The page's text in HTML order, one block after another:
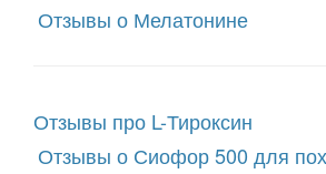
Отзывы о Мелатонине
Отзывы про L-Тироксин
Отзывы о Сиофор 500 для